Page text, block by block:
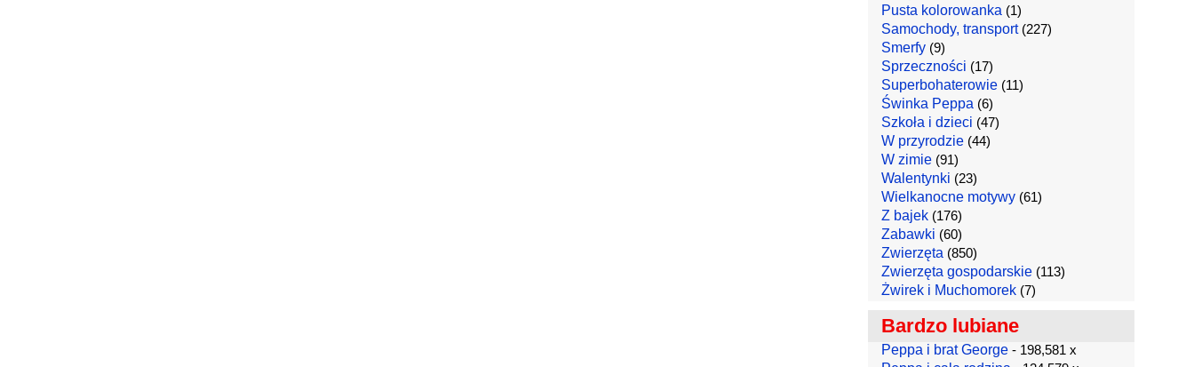
Pusta kolorowanka (1)
Samochody, transport(227)
Smerfy(9)
Sprzeczności (17)
Superbohaterowie(11)
Świnka Peppa (6)
Szkoła i dzieci (47)
W przyrodzie(44)
W zimie(91)
Walentynki (23)
Wielkanocne motywy(61)
Z bajek(176)
Zabawki (60)
Zwierzęta (850)
Zwierzęta gospodarskie(113)
Żwirek i Muchomorek(7)
Bardzo lubiane
Peppa i brat George- 198,581 x